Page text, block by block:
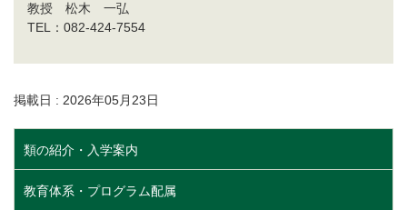
教授 松木 一弘
TEL：082-424-7554
掲載日 : 2026年05月23日
類の紹介・入学案内
教育体系・プログラム配属